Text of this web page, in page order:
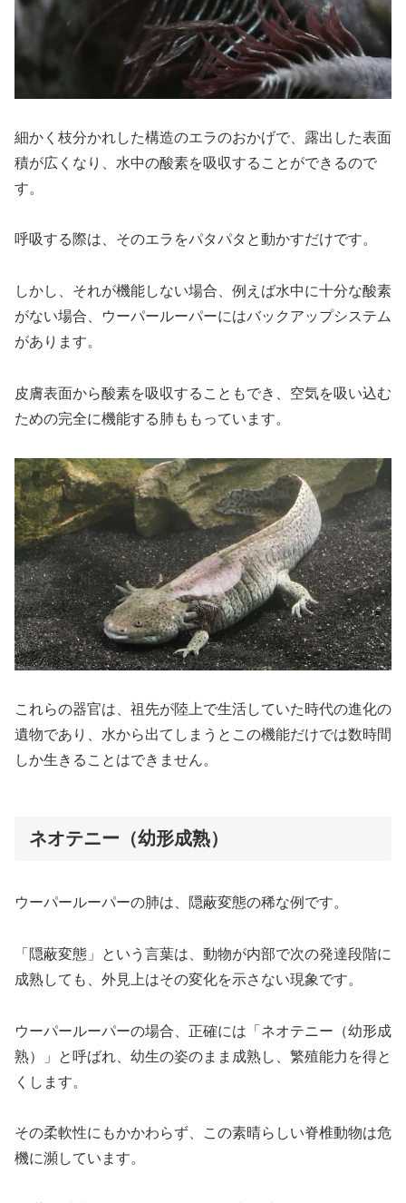
細かく枝分かれした構造のエラのおかげで、露出した表面
積が広くなり、水中の酸素を吸収することができるので
す。
呼吸する際は、そのエラをパタパタと動かすだけです。
しかし、それが機能しない場合、例えば水中に十分な酸素
がない場合、ウーパールーパーにはバックアップシステム
があります。
皮膚表面から酸素を吸収することもでき、空気を吸い込む
ための完全に機能する肺ももっています。
これらの器官は、祖先が陸上で生活していた時代の進化の
遺物であり、水から出てしまうとこの機能だけでは数時間
しか生きることはできません。
ネオテニー（幼形成熟）
ウーパールーパーの肺は、隠蔽変態の稀な例です。
「隠蔽変態」という言葉は、動物が内部で次の発達段階に
成熟しても、外見上はその変化を示さない現象です。
ウーパールーパーの場合、正確には「ネオテニー（幼形成
熟）」と呼ばれ、幼生の姿のまま成熟し、繁殖能力を得と
くします。
その柔軟性にもかかわらず、この素晴らしい脊椎動物は危
機に瀕しています。